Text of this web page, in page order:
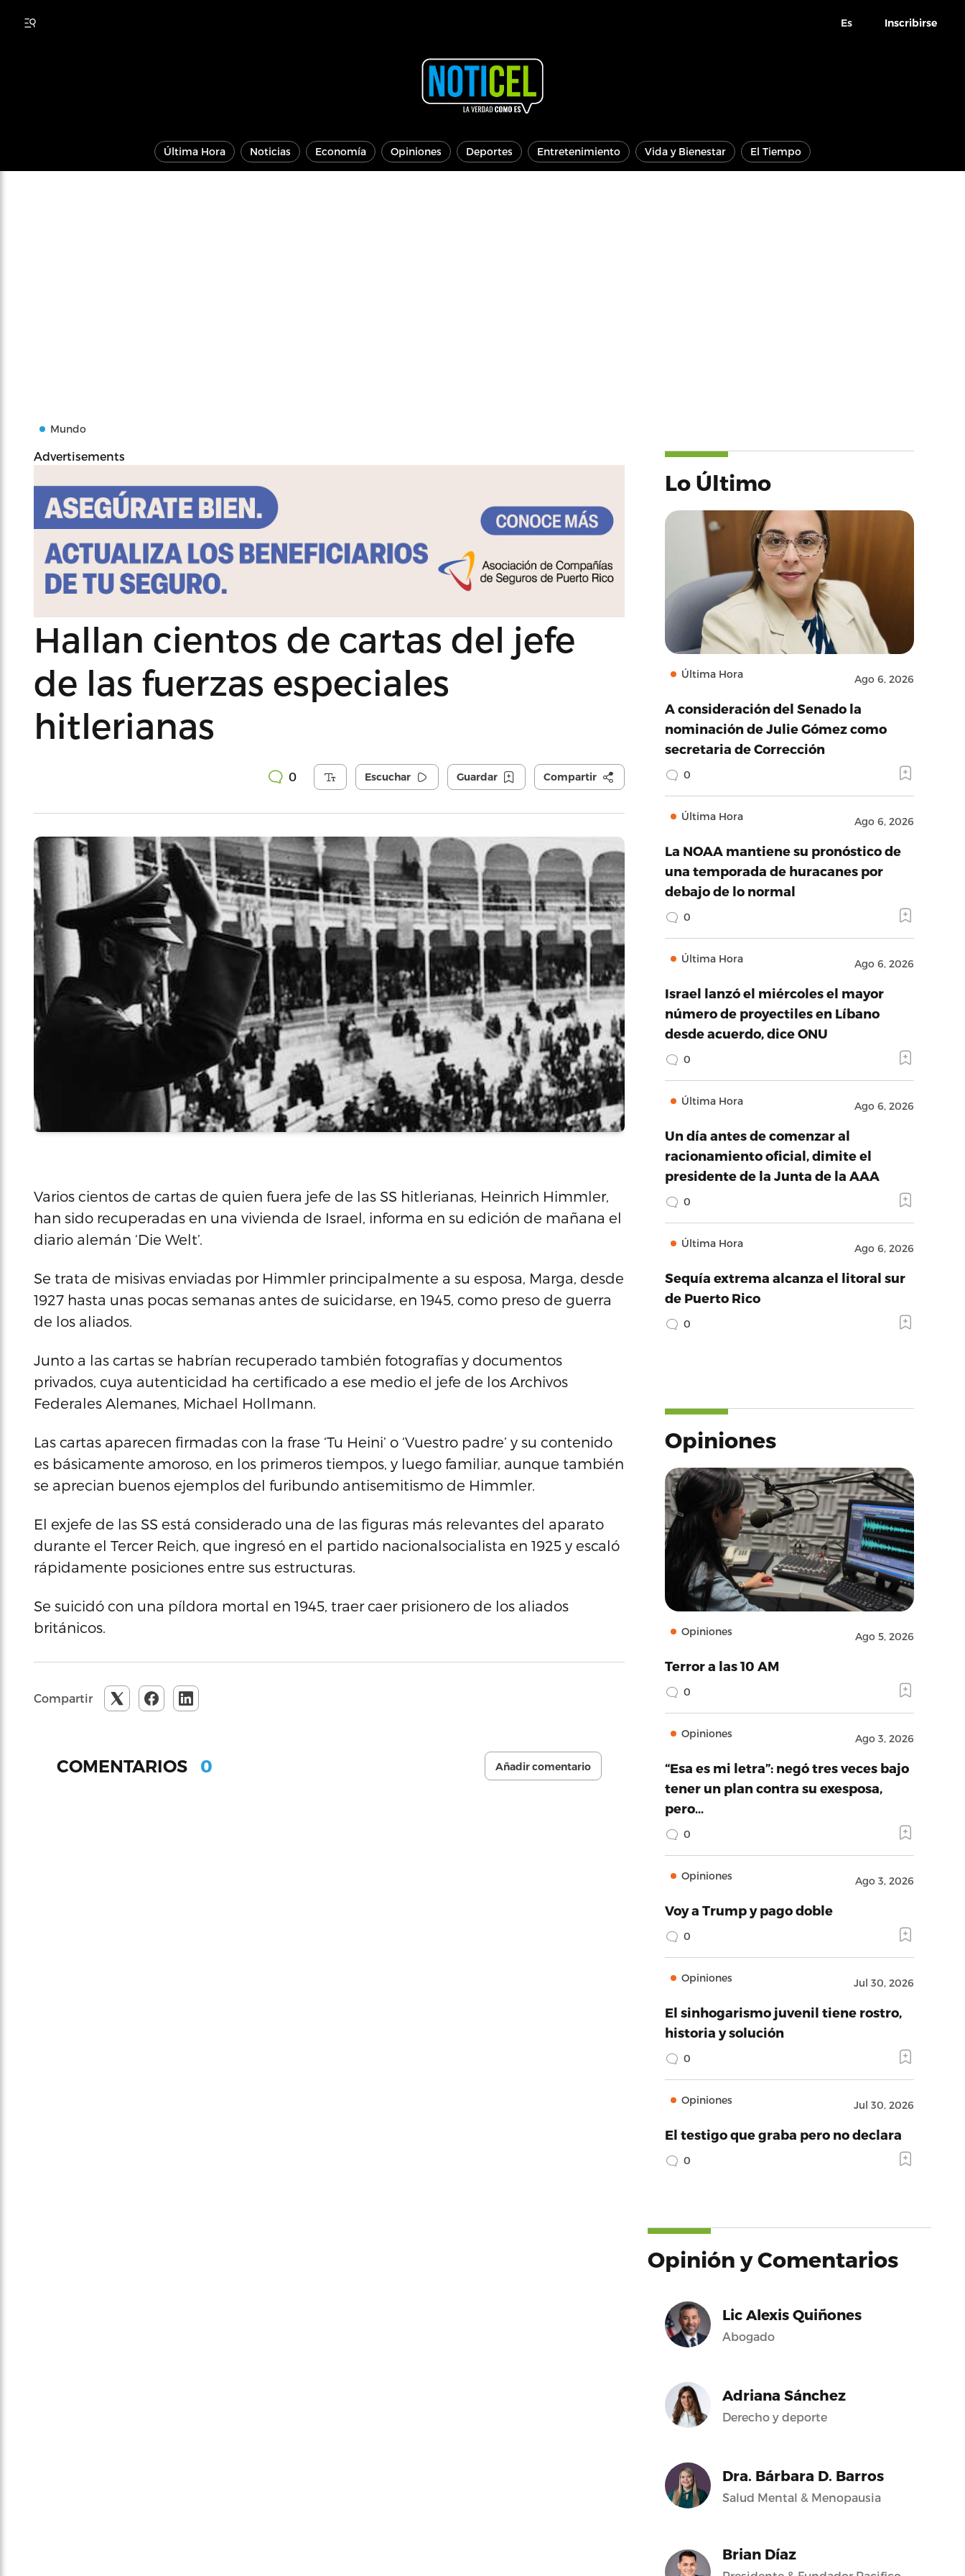
Es Inscribirse
Última Hora Noticias Economía Opiniones Deportes Entretenimiento Vida y Bienestar El Tiempo
Mundo
Advertisements
Hallan cientos de cartas del jefe
de las fuerzas especiales
hitlerianas
0 Escuchar Guardar Compartir
Varios cientos de cartas de quien fuera jefe de las SS hitlerianas, Heinrich Himmler,
han sido recuperadas en una vivienda de Israel, informa en su edición de mañana el
diario alemán ‘Die Welt’.
Se trata de misivas enviadas por Himmler principalmente a su esposa, Marga, desde
1927 hasta unas pocas semanas antes de suicidarse, en 1945, como preso de guerra
de los aliados.
Junto a las cartas se habrían recuperado también fotografías y documentos
privados, cuya autenticidad ha certificado a ese medio el jefe de los Archivos
Federales Alemanes, Michael Hollmann.
Las cartas aparecen firmadas con la frase ‘Tu Heini’ o ‘Vuestro padre’ y su contenido
es básicamente amoroso, en los primeros tiempos, y luego familiar, aunque también
se aprecian buenos ejemplos del furibundo antisemitismo de Himmler.
El exjefe de las SS está considerado una de las figuras más relevantes del aparato
durante el Tercer Reich, que ingresó en el partido nacionalsocialista en 1925 y escaló
rápidamente posiciones entre sus estructuras.
Se suicidó con una píldora mortal en 1945, traer caer prisionero de los aliados
británicos.
Compartir
COMENTARIOS 0 Añadir comentario
Lo Último
Última Hora Ago 6, 2026
A consideración del Senado la
nominación de Julie Gómez como
secretaria de Corrección
0
Última Hora Ago 6, 2026
La NOAA mantiene su pronóstico de
una temporada de huracanes por
debajo de lo normal
0
Última Hora Ago 6, 2026
Israel lanzó el miércoles el mayor
número de proyectiles en Líbano
desde acuerdo, dice ONU
0
Última Hora Ago 6, 2026
Un día antes de comenzar al
racionamiento oficial, dimite el
presidente de la Junta de la AAA
0
Última Hora Ago 6, 2026
Sequía extrema alcanza el litoral sur
de Puerto Rico
0
Opiniones
Opiniones Ago 5, 2026
Terror a las 10 AM
0
Opiniones Ago 3, 2026
“Esa es mi letra”: negó tres veces bajo
tener un plan contra su exesposa,
pero…
0
Opiniones Ago 3, 2026
Voy a Trump y pago doble
0
Opiniones Jul 30, 2026
El sinhogarismo juvenil tiene rostro,
historia y solución
0
Opiniones Jul 30, 2026
El testigo que graba pero no declara
0
Opinión y Comentarios
Lic Alexis Quiñones
Abogado
Adriana Sánchez
Derecho y deporte
Dra. Bárbara D. Barros
Salud Mental & Menopausia
Brian Díaz